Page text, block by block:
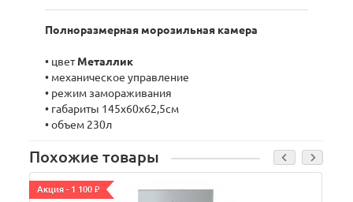
Полноразмерная морозильная камера
• цветМеталлик
• механическое управление
• режим замораживания
• габариты 145х60х62,5см
• объем 230л
Похожие товары
Акция - 1 100 ₽